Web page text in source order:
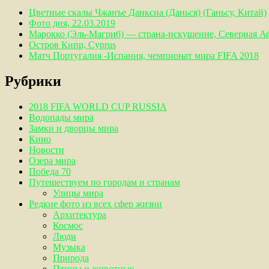
Цветные скалы Чжанъе Данксиа (Данься) (Ганьсу, Китай)
Фото дня, 22.03.2019
Марокко (Эль-Магриб) — страна-искушение, Северная
Остров Кипр, Cyprus
Матч Португалия -Испания, чемпионат мира FIFA 2018
Рубрики
2018 FIFA WORLD CUP RUSSIA
Водопады мира
Замки и дворцы мира
Кино
Новости
Озера мира
Победа 70
Путешествуем по городам и странам
Улицы мира
Редкие фото из всех сфер жизни
Архитектура
Космос
Люди
Музыка
Природа